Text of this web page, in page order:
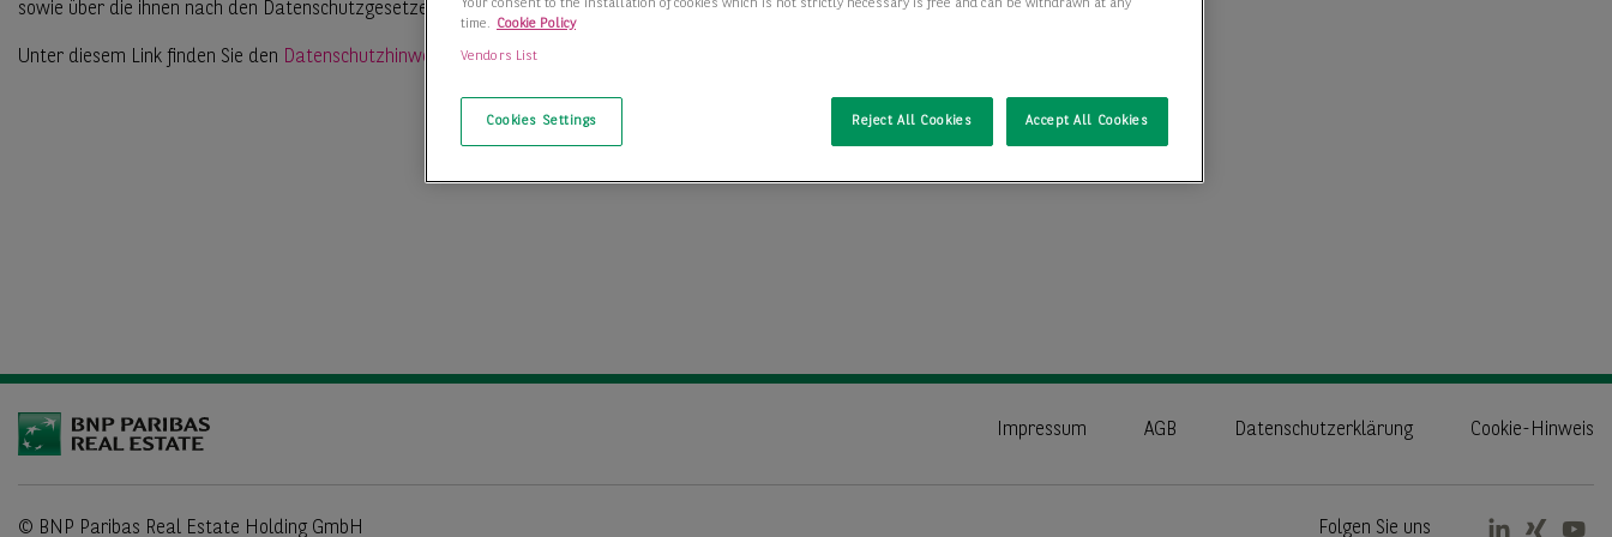
sowie über die ihnen nach den Datenschutzgesetzen zustehenden Rechte.
Unter diesem Link finden Sie den Datenschutzhinweis für Lieferanten und Partner
Impressum AGB Datenschutzerklärung Cookie-Hinweis
© BNP Paribas Real Estate Holding GmbH Folgen Sie uns
Your consent to the installation of cookies which is not strictly necessary is free and can be withdrawn at any
time. Cookie Policy
Vendors List
Cookies Settings Reject All Cookies Accept All Cookies